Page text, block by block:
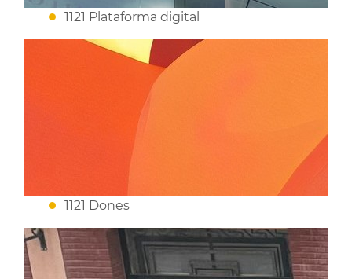
1121 Plataforma digital
1121 Dones